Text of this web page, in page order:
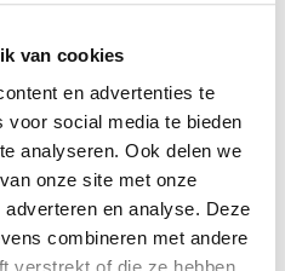
van cookies
en advertenties te
voor social media te bieden
analyseren. Ook delen we
onze site met onze
en analyse. Deze
combineren met andere
aan winkelwagen
aan offerte